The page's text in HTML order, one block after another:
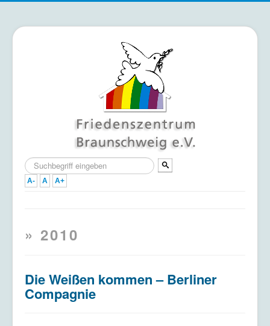
Suchen
...
A- A A+
Termine
Kriegsdienstverweigerung
Kontakt/Impressum
» 2010
Die Weißen kommen – Berliner
Compagnie